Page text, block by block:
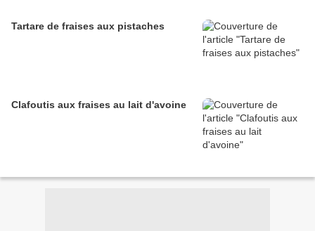
Tartare de fraises aux pistaches
Clafoutis aux fraises au lait d'avoine